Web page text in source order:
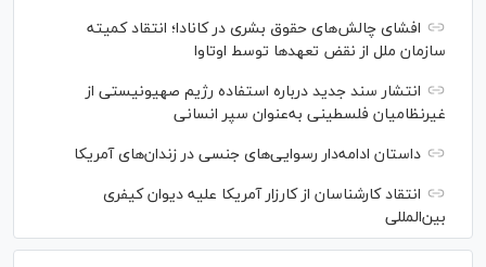
افشای چالش‌های حقوق بشری در کانادا؛ انتقاد کمیته
سازمان ملل از نقض تعهد‌ها توسط اوتاوا
انتشار سند جدید درباره استفاده رژیم صهیونیستی از
غیرنظامیان فلسطینی به‌عنوان سپر انسانی
داستان ادامه‌دار رسوایی‌های جنسی در زندان‌های آمریکا
انتقاد کارشناسان از کارزار آمریکا علیه دیوان کیفری
بین‌المللی